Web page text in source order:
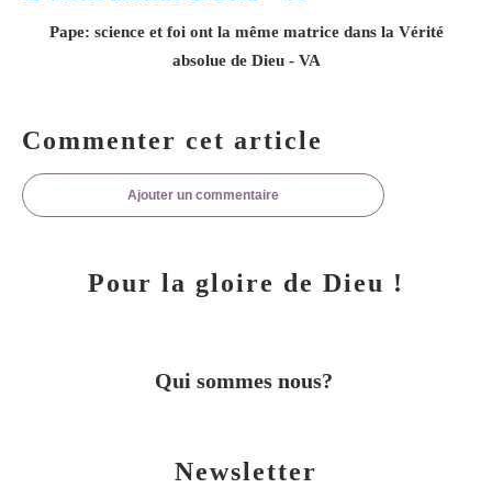
Pape: science et foi ont la même matrice dans la Vérité
absolue de Dieu - VA
Commenter cet article
Ajouter un commentaire
Newsletter
Pour la gloire de Dieu !
Qui sommes nous?